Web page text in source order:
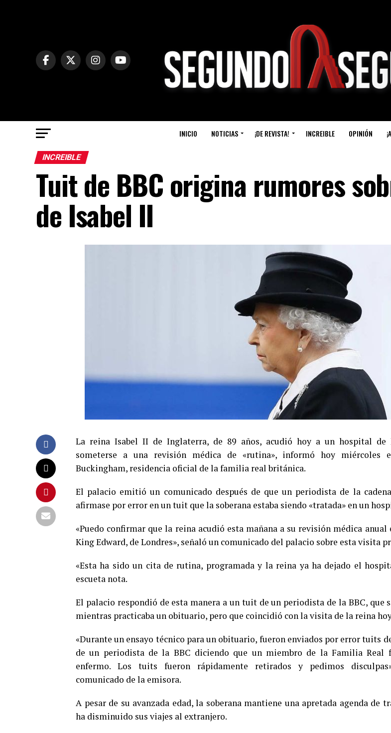
INICIO NOTICIAS ¡DE REVISTA! INCREIBLE OPINIÓN
INCREIBLE
Tuit de BBC origina rumores
de Isabel II
La reina Isabel II de Inglaterra, de 89 años, acudió hoy a un hospital de
someterse a una revisión médica de «rutina», informó hoy miércoles
Buckingham, residencia oficial de la familia real británica.
El palacio emitió un comunicado después de que un periodista de la
afirmase por error en un tuit que la soberana estaba siendo «tratada» en un
«Puedo confirmar que la reina acudió esta mañana a su revisión médica
King Edward, de Londres», señaló un comunicado del palacio sobre esta visita
«Esta ha sido un cita de rutina, programada y la reina ya ha dejado el
escueta nota.
El palacio respondió de esta manera a un tuit de un periodista de la BBC, que
mientras practicaba un obituario, pero que coincidió con la visita de la reina
«Durante un ensayo técnico para un obituario, fueron enviados por error tuits
de un periodista de la BBC diciendo que un miembro de la Familia Real
enfermo. Los tuits fueron rápidamente retirados y pedimos
comunicado de la emisora.
A pesar de su avanzada edad, la soberana mantiene una apretada agenda de
ha disminuido sus viajes al extranjero.